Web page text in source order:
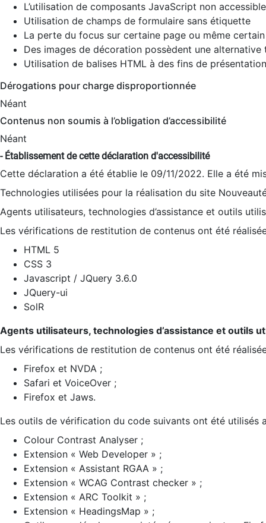
L’utilisation de composants JavaScript non
Utilisation de champs de formulaire sans étiquette
La perte du focus sur certaine page ou même
Des images de décoration possèdent une alternative
Utilisation de balises HTML à des fins de
Dérogations pour charge disproportionnée
Néant
Contenus non soumis à l’obligation d’accessibilité
Néant
- Établissement de cette déclaration d'accessibilité
Cette déclaration a été établie le 09/11/2022. Elle a été
Technologies utilisées pour la réalisation du site
Agents utilisateurs, technologies d’assistance et outils
Les vérifications de restitution de contenus ont été
HTML 5
CSS 3
Javascript / JQuery 3.6.0
JQuery-ui
SolR
Agents utilisateurs, technologies d’assistance et outils
Les vérifications de restitution de contenus ont été
Firefox et NVDA ;
Safari et VoiceOver ;
Firefox et Jaws.
Les outils de vérification du code suivants ont été utilisés
Colour Contrast Analyser ;
Extension « Web Developer » ;
Extension « Assistant RGAA » ;
Extension « WCAG Contrast checker » ;
Extension « ARC Toolkit » ;
Extension « HeadingsMap » ;